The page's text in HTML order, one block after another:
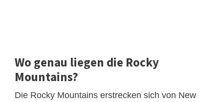
Wo genau liegen die Rocky
Mountains?
Die Rocky Mountains erstrecken sich von New